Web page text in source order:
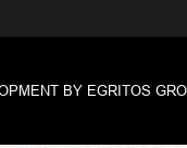
BY EGRITOS